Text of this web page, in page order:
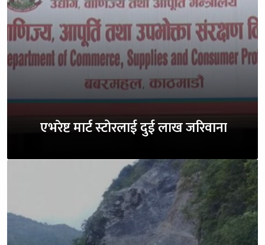
एभरेष्ट मार्ट स्टोरलाई दुई लाख जरिवाना